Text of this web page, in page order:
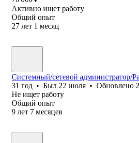
Активно ищет работу
Общий опыт
27 лет 1 месяц
Системный/сетевой администратор/
31 год • Был 22 июля • Обновлено
Не ищет работу
Общий опыт
9 лет 7 месяцев